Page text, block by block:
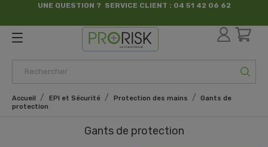
UNE QUESTION ? SERVICE CLIENT : 04 51 42 06 62
par France Sécurité
Accueil EPI et Sécurité Protection des mains
Gants de
protection
Gants de protection